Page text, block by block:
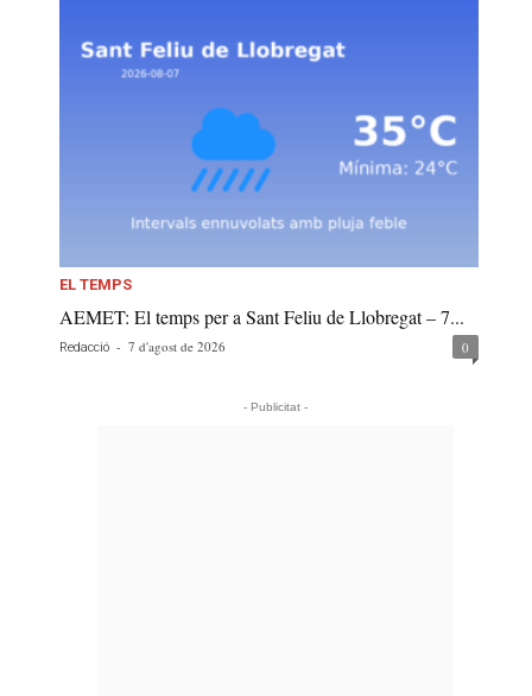
EL TEMPS
AEMET: El temps per a Sant Feliu de Llobregat – 7...
Redacció - 7 d'agost de 2026 0
- Publicitat -